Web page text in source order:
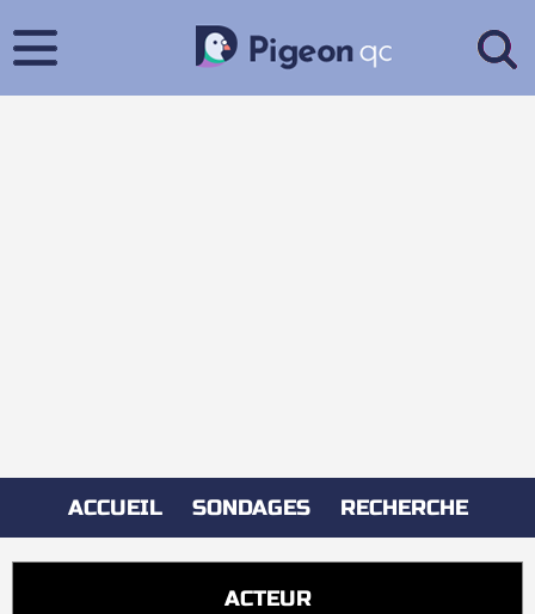
ACCUEIL SONDAGES RECHERCHE
ACTEUR